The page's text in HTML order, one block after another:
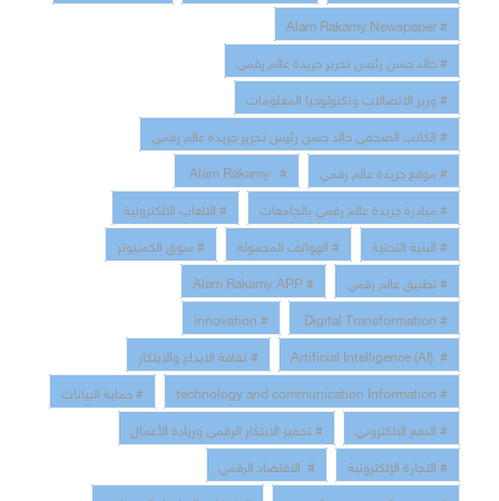
# Alam Rakamy Newspaper
# خالد حسن رئيس تحرير جريدة عالم رقمي
# وزير الاتصالات وتكنولوجيا المعلومات
# الكاتب الصحفي خالد حسن رئيس تحرير جريدة عالم رقمي
# موقع جريدة عالم رقمي
# Alam Rakamy
# مبادرة جريدة عالم رقمي بالجامعات
# الالعاب الالكترونية
# البنية التحتية
# الهواتف المحمولة
# سوق الكمبيوتر
# تطبيق عالم رقمي
# Alam Rakamy APP
# Digital Transformation
# innovation
# Artificial Intelligence (AI)
# ثقافة الابداع والابتكار
# technology and communication Information
# حماية البيانات
# الدفع الالكتروني
# تحفيز الابتكار الرقمي وريادة الأعمال
# التجارة الإلكترونية
# الاقتصاد الرقمي